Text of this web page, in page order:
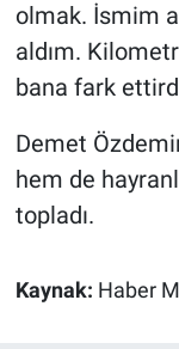
olmak. İsmim
aldım.
bana fark
Demet
hem de
topladı.
Kaynak: Haber